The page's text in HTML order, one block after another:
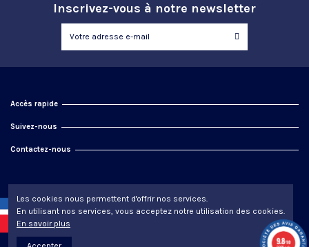
Inscrivez-vous à notre newsletter
Accès rapide
Suivez-nous
Contactez-nous
Les cookies nous permettent d'offrir nos services.
En utilisant nos services, vous acceptez notre utilisation des cookies.
En savoir plus
9.8/10